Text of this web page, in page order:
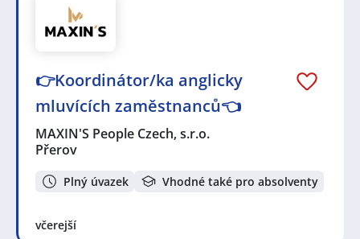
👉Koordinátor/ka anglicky
mluvících zaměstnanců👈
MAXIN'S People Czech, s.r.o.
Přerov
Plný úvazek Vhodné také pro absolventy
včerejší